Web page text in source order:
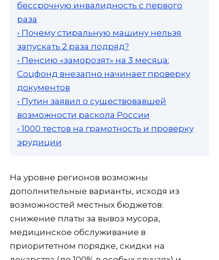
бессрочную инвалидность с первого
раза
• Почему стиральную машину нельзя
запускать 2 раза подряд?
• Пенсию «заморозят» на 3 месяца:
Соцфонд внезапно начинает проверку
документов
• Путин заявил о существовавшей
возможности раскола России
• 1000 тестов на грамотность и проверку
эрудиции
На уровне регионов возможны
дополнительные варианты, исходя из
возможностей местных бюджетов:
снижение платы за вывоз мусора,
медицинское обслуживание в
приоритетном порядке, скидки на